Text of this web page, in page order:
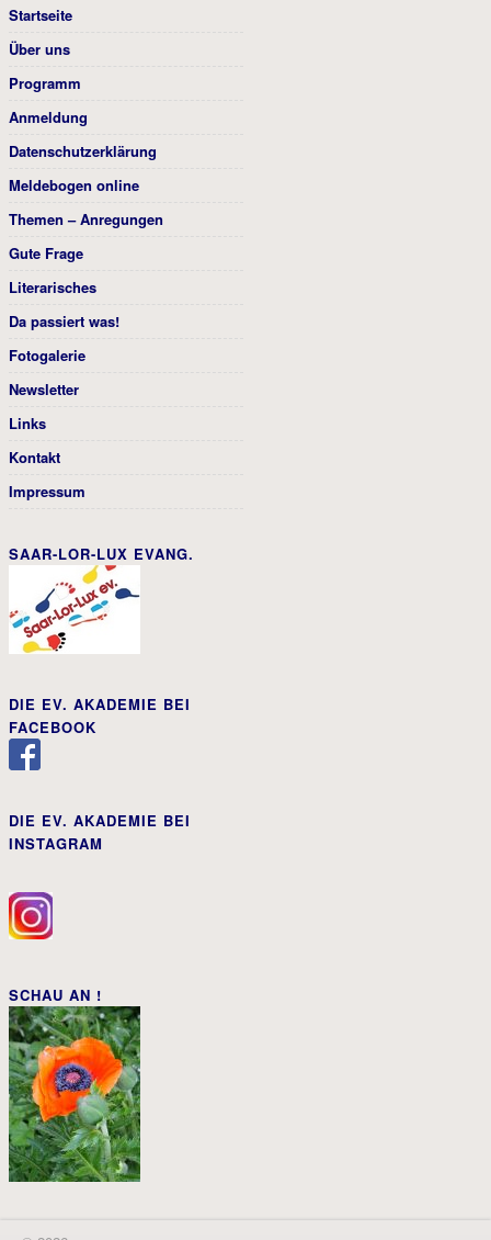
Startseite
Über uns
Programm
Anmeldung
Datenschutzerklärung
Meldebogen online
Themen – Anregungen
Gute Frage
Literarisches
Da passiert was!
Fotogalerie
Newsletter
Links
Kontakt
Impressum
SAAR-LOR-LUX EVANG.
DIE EV. AKADEMIE BEI
FACEBOOK
DIE EV. AKADEMIE BEI
INSTAGRAM
SCHAU AN !